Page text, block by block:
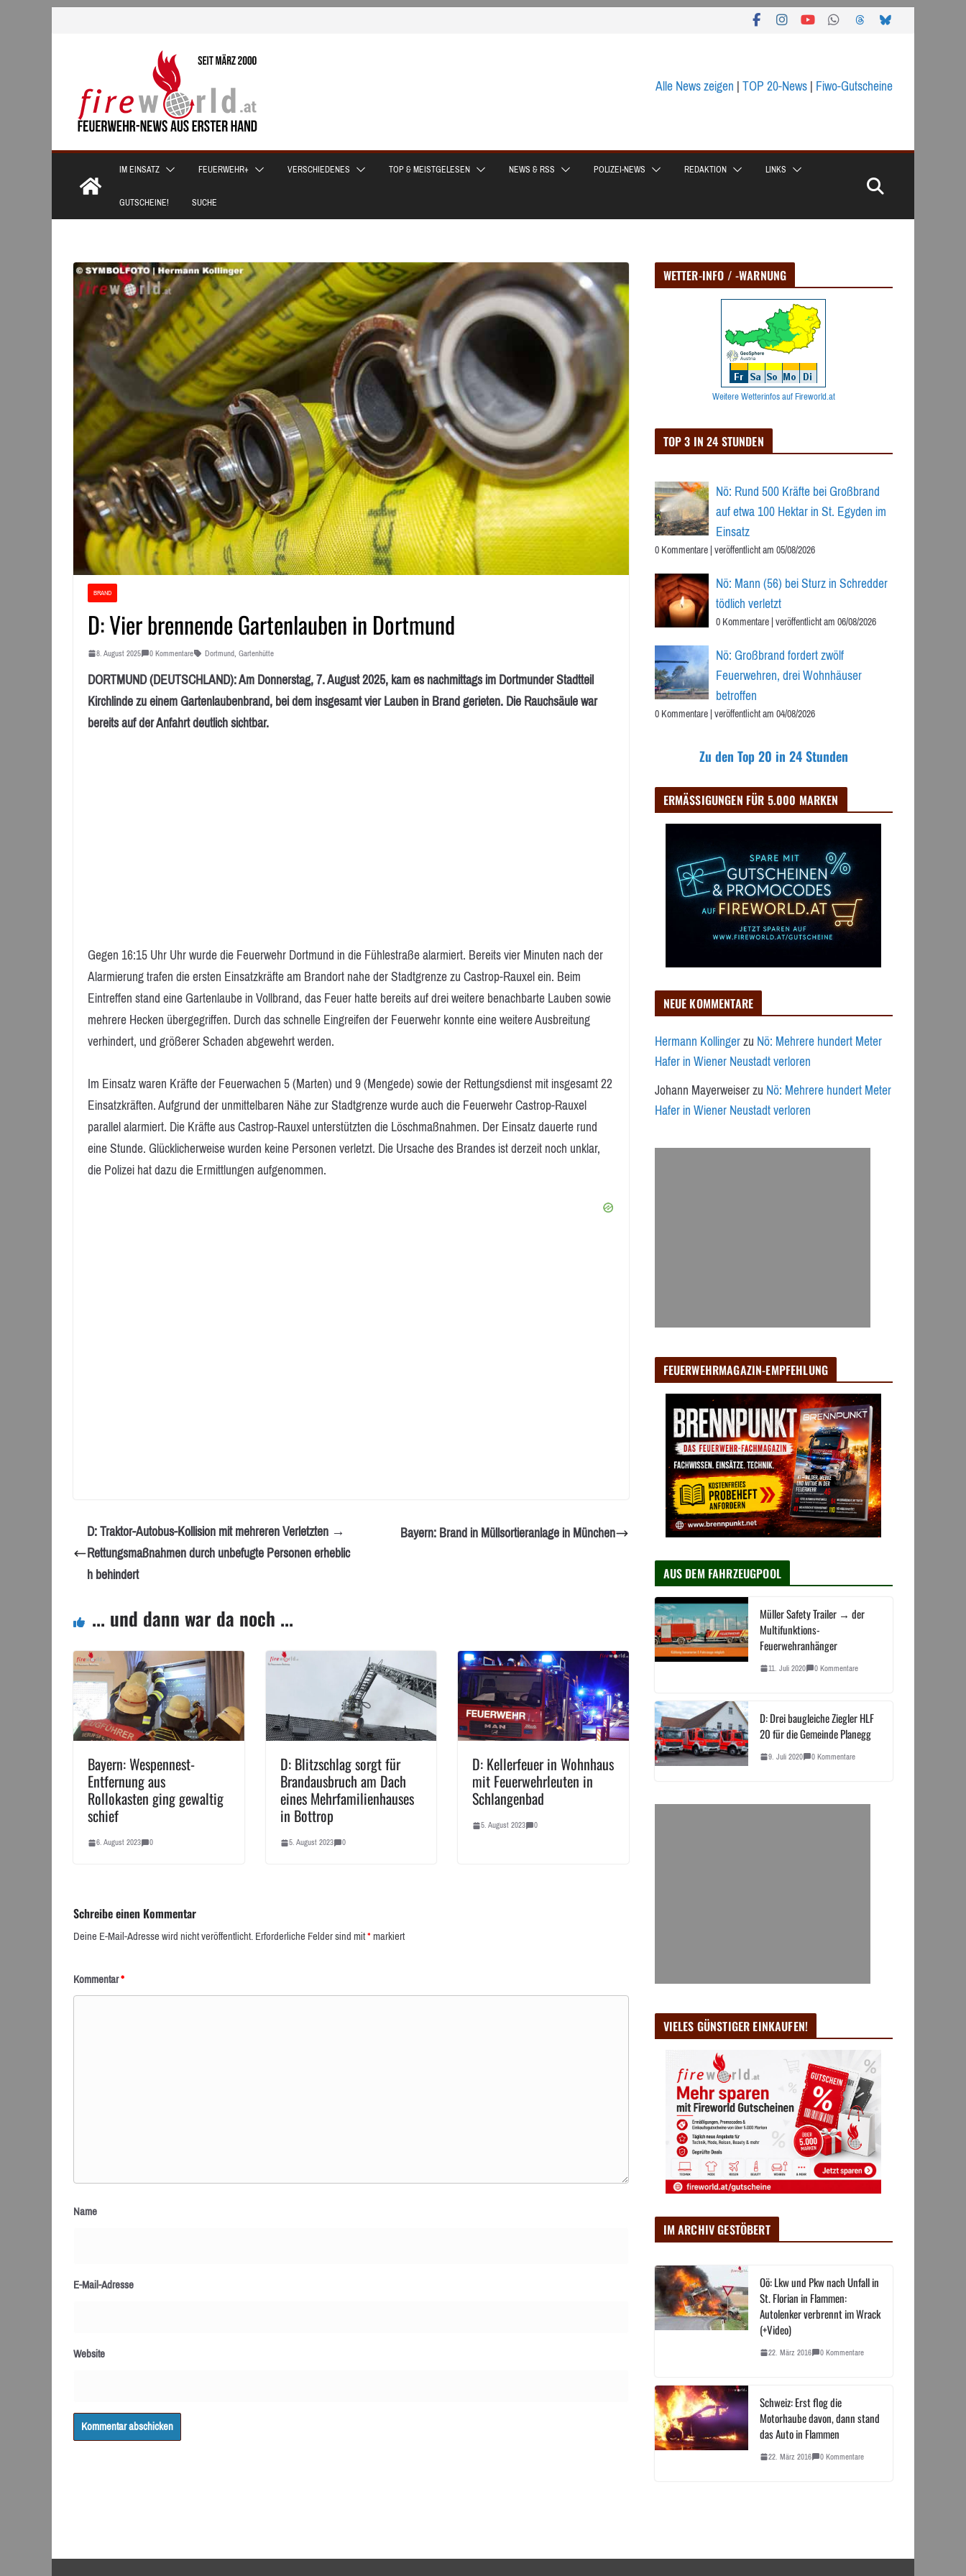
Alle News zeigen|TOP 20-News|Fiwo-Gutscheine
IM EINSATZ FEUERWEHR+ VERSCHIEDENES TOP & MEISTGELESEN NEWS & RSS POLIZEI-NEWS REDAKTION LINKS
GUTSCHEINE! SUCHE
BRAND
D: Vier brennende Gartenlauben in Dortmund
8. August 2025 0 Kommentare Dortmund, Gartenhütte
DORTMUND (DEUTSCHLAND): Am Donnerstag, 7. August 2025, kam es nachmittags im Dortmunder Stadtteil
Kirchlinde zu einem Gartenlaubenbrand, bei dem insgesamt vier Lauben in Brand gerieten. Die Rauchsäule war
bereits auf der Anfahrt deutlich sichtbar.
Gegen 16:15 Uhr Uhr wurde die Feuerwehr Dortmund in die Fühlestraße alarmiert. Bereits vier Minuten nach der
Alarmierung trafen die ersten Einsatzkräfte am Brandort nahe der Stadtgrenze zu Castrop-Rauxel ein. Beim
Eintreffen stand eine Gartenlaube in Vollbrand, das Feuer hatte bereits auf drei weitere benachbarte Lauben sowie
mehrere Hecken übergegriffen. Durch das schnelle Eingreifen der Feuerwehr konnte eine weitere Ausbreitung
verhindert, und größerer Schaden abgewehrt werden.
Im Einsatz waren Kräfte der Feuerwachen 5 (Marten) und 9 (Mengede) sowie der Rettungsdienst mit insgesamt 22
Einsatzkräften. Aufgrund der unmittelbaren Nähe zur Stadtgrenze wurde auch die Feuerwehr Castrop-Rauxel
parallel alarmiert. Die Kräfte aus Castrop-Rauxel unterstützten die Löschmaßnahmen. Der Einsatz dauerte rund
eine Stunde. Glücklicherweise wurden keine Personen verletzt. Die Ursache des Brandes ist derzeit noch unklar,
die Polizei hat dazu die Ermittlungen aufgenommen.
D: Traktor-Autobus-Kollision mit mehreren Verletzten →
Rettungsmaßnahmen durch unbefugte Personen erheblic
h behindert
Bayern: Brand in Müllsortieranlage in München
... und dann war da noch ...
Bayern: Wespennest-
Entfernung aus
Rollokasten ging gewaltig
schief
6. August 2023 0
D: Blitzschlag sorgt für
Brandausbruch am Dach
eines Mehrfamilienhauses
in Bottrop
5. August 2023 0
D: Kellerfeuer in Wohnhaus
mit Feuerwehrleuten in
Schlangenbad
5. August 2023 0
Schreibe einen Kommentar
Deine E-Mail-Adresse wird nicht veröffentlicht.Erforderliche Felder sind mit*markiert
Kommentar*
Name
E-Mail-Adresse
Website
WETTER-INFO / -WARNUNG
Weitere Wetterinfos auf Fireworld.at
TOP 3 IN 24 STUNDEN
Nö: Rund 500 Kräfte bei Großbrand
auf etwa 100 Hektar in St. Egyden im
Einsatz
0 Kommentare|veröffentlicht am 05/08/2026
Nö: Mann (56) bei Sturz in Schredder
tödlich verletzt
0 Kommentare|veröffentlicht am 06/08/2026
Nö: Großbrand fordert zwölf
Feuerwehren, drei Wohnhäuser
betroffen
0 Kommentare|veröffentlicht am 04/08/2026
Zu den Top 20 in 24 Stunden
ERMÄSSIGUNGEN FÜR 5.000 MARKEN
NEUE KOMMENTARE
Hermann KollingerzuNö: Mehrere hundert Meter
Hafer in Wiener Neustadt verloren
Johann MayerweiserzuNö: Mehrere hundert Meter
Hafer in Wiener Neustadt verloren
FEUERWEHRMAGAZIN-EMPFEHLUNG
AUS DEM FAHRZEUGPOOL
Müller Safety Trailer → der
Multifunktions-
Feuerwehranhänger
11. Juli 2020 0 Kommentare
D: Drei baugleiche Ziegler HLF
20 für die Gemeinde Planegg
9. Juli 2020 0 Kommentare
VIELES GÜNSTIGER EINKAUFEN!
IM ARCHIV GESTÖBERT
Oö: Lkw und Pkw nach Unfall in
St. Florian in Flammen:
Autolenker verbrennt im Wrack
(+Video)
22. März 2016 0 Kommentare
Schweiz: Erst flog die
Motorhaube davon, dann stand
das Auto in Flammen
22. März 2016 0 Kommentare